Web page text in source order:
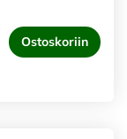
Ostoskoriin